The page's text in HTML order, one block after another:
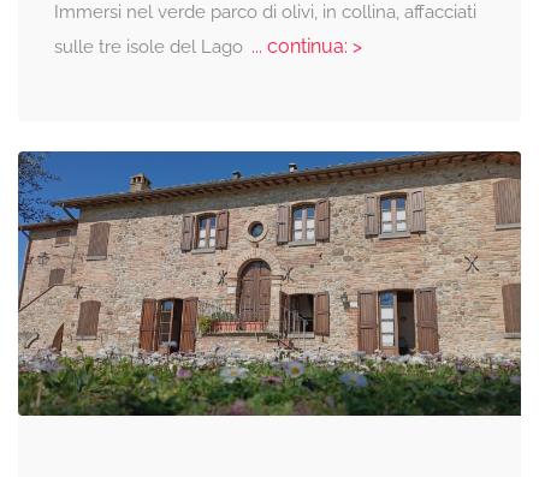
Immersi nel verde parco di olivi, in collina, affacciati
sulle tre isole del Lago... continua: >